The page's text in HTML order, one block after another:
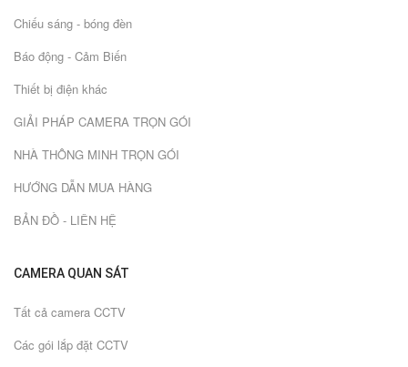
Chiếu sáng - bóng đèn
Báo động - Cảm Biến
Thiết bị điện khác
GIẢI PHÁP CAMERA TRỌN GÓI
NHÀ THÔNG MINH TRỌN GÓI
HƯỚNG DẪN MUA HÀNG
BẢN ĐỒ - LIÊN HỆ
CAMERA QUAN SÁT
Tất cả camera CCTV
Các gói lắp đặt CCTV